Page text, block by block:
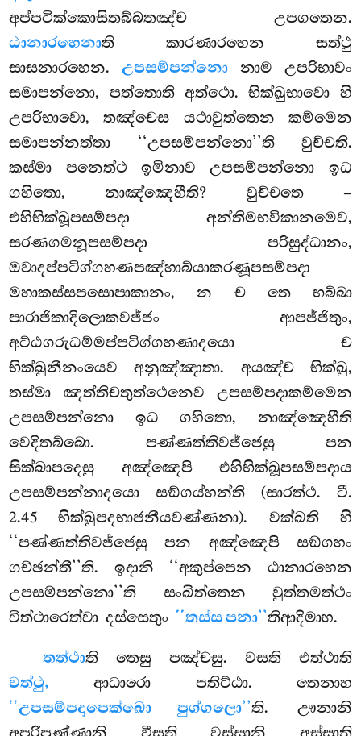
අප්පටික්කොසිතබ්බතඤ්ච උපගතෙන.
ඨානාරහෙනාති කාරණාරහෙන සත්ථු
සාසනාරහෙන.උපසම්පන්නො නාම උපරිභාවං
සමාපන්නො, පත්තොති අත්ථො. භික්ඛුභාවො හි
උපරිභාවො, තඤ්චෙස යථාවුත්තෙන කම්මෙන
සමාපන්නත්තා ‘‘උපසම්පන්නො’’ති වුච්චති.
කස්මා පනෙත්ථ ඉමිනාව උපසම්පන්නො ඉධ
ගහිතො, නාඤ්ඤෙහීති? වුච්චතෙ –
එහිභික්ඛූපසම්පදා අන්තිමභවිකානමෙව,
සරණගමනූපසම්පදා පරිසුද්ධානං,
ඔවාදප්පටිග්ගහණපඤ්හාබ්යාකරණූපසම්පදා
මහාකස්සපසොපාකානං, න ච තෙ භබ්බා
පාරාජිකාදිලොකවජ්ජං ආපජ්ජිතුං,
අට්ඨගරුධම්මප්පටිග්ගහණාදයො ච
භික්ඛුනීනංයෙව අනුඤ්ඤාතා. අයඤ්ච භික්ඛු,
තස්මා ඤත්තිචතුත්ථෙනෙව උපසම්පදාකම්මෙන
උපසම්පන්නො ඉධ ගහිතො, නාඤ්ඤෙහීති
වෙදිතබ්බො. පණ්ණත්තිවජ්ජෙසු පන
සික්ඛාපදෙසු අඤ්ඤෙපි එහිභික්ඛූපසම්පදාය
උපසම්පන්නාදයො සඞ්ගය්හන්ති (සාරත්ථ. ටී.
2.45 භික්ඛුපදභාජනීයවණ්ණනා). වක්ඛති හි
‘‘පණ්ණත්තිවජ්ජෙසු පන අඤ්ඤෙපි සඞ්ගහං
ගච්ඡන්තී’’ති. ඉදානි ‘‘අකුප්පෙන ඨානාරහෙන
උපසම්පන්නො’’ති සංඛිත්තෙන වුත්තමත්ථං
විත්ථාරෙත්වා දස්සෙතුං ‘‘තස්ස පනා’’තිආදිමාහ.
තත්ථාති තෙසු පඤ්චසු. වසති එත්ථාති
වත්ථු, ආධාරො පතිට්ඨා. තෙනාහ
‘‘උපසම්පදාපෙක්ඛො පුග්ගලො’’ති. ඌනානි